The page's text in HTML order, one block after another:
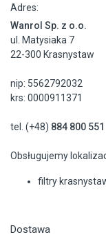
Adres:
Wanrol Sp. z o.o.
ul. Matysiaka 7
22-300 Krasnystaw
nip: 5562792032
krs: 0000911371
tel. (+48) 884 800 551
Obsługujemy
filtry
Dostawa